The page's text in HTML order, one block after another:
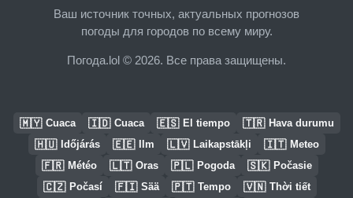
Ваш источник точных, актуальных прогнозов
погоды для городов по всему миру.
Погода.lol © 2026. Все права защищены.
🇲🇾 Cuaca 🇮🇩 Cuaca 🇪🇸 El tiempo 🇹🇷 Hava durumu
🇭🇺 Időjárás 🇪🇪 Ilm 🇱🇻 Laikapstākļi 🇮🇹 Meteo
🇫🇷 Météo 🇱🇹 Oras 🇵🇱 Pogoda 🇸🇰 Počasie
🇨🇿 Počasí 🇫🇮 Sää 🇵🇹 Tempo 🇻🇳 Thời tiết